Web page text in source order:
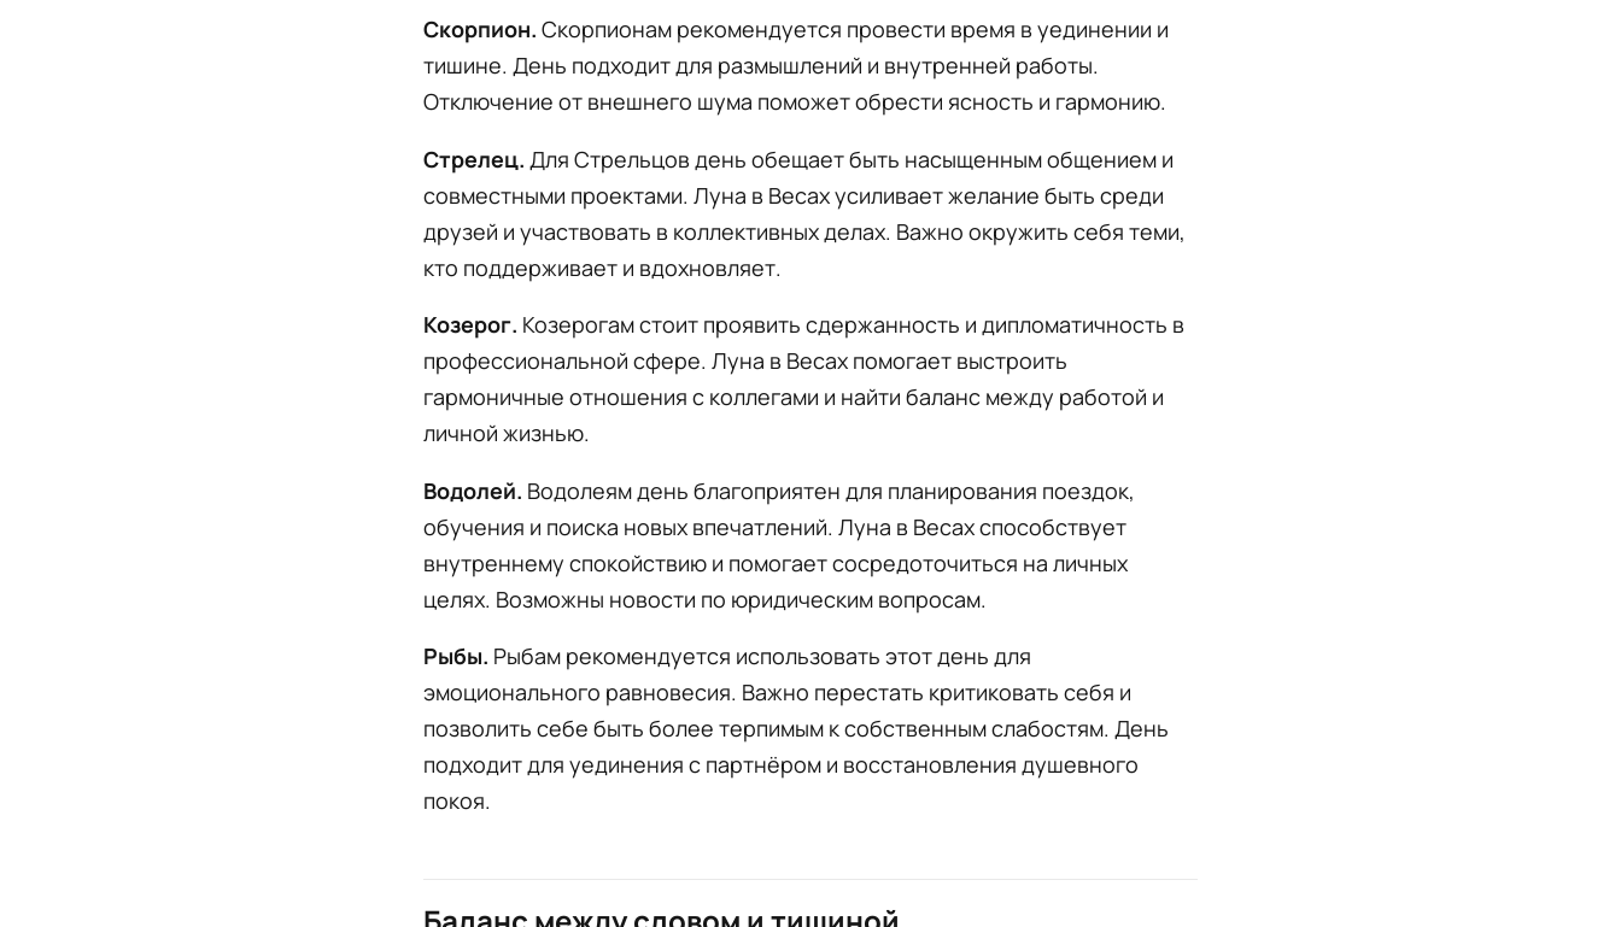
Скорпион. Скорпионам рекомендуется провести время в уединении и
тишине. День подходит для размышлений и внутренней работы.
Отключение от внешнего шума поможет обрести ясность и гармонию.
Стрелец. Для Стрельцов день обещает быть насыщенным общением и
совместными проектами. Луна в Весах усиливает желание быть среди
друзей и участвовать в коллективных делах. Важно окружить себя теми,
кто поддерживает и вдохновляет.
Козерог. Козерогам стоит проявить сдержанность и дипломатичность в
профессиональной сфере. Луна в Весах помогает выстроить
гармоничные отношения с коллегами и найти баланс между работой и
личной жизнью.
Водолей. Водолеям день благоприятен для планирования поездок,
обучения и поиска новых впечатлений. Луна в Весах способствует
внутреннему спокойствию и помогает сосредоточиться на личных
целях. Возможны новости по юридическим вопросам.
Рыбы. Рыбам рекомендуется использовать этот день для
эмоционального равновесия. Важно перестать критиковать себя и
позволить себе быть более терпимым к собственным слабостям. День
подходит для уединения с партнёром и восстановления душевного
покоя.